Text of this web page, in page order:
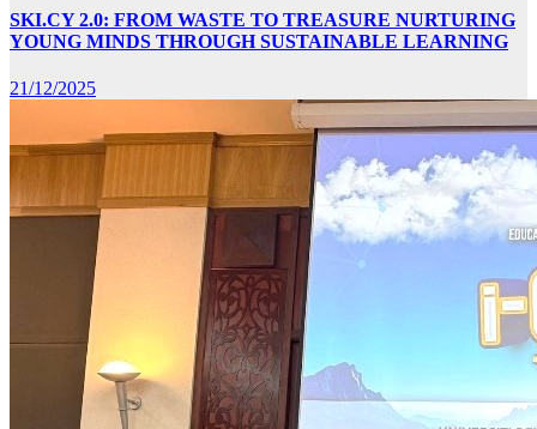
SKI.CY 2.0: FROM WASTE TO TREASURE NURTURING
YOUNG MINDS THROUGH SUSTAINABLE LEARNING
21/12/2025